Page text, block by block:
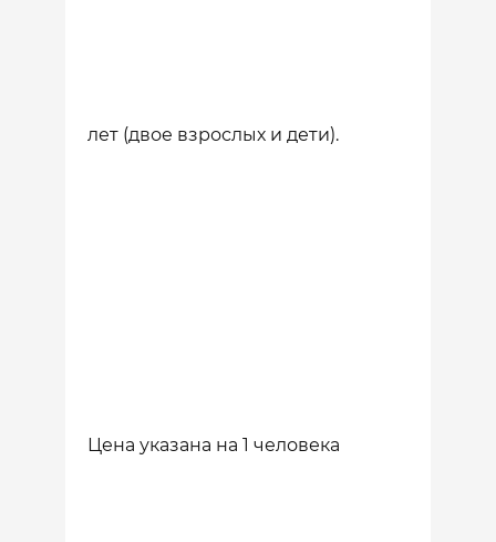
лет (двое взрослых и дети).
Цена указана на 1 человека